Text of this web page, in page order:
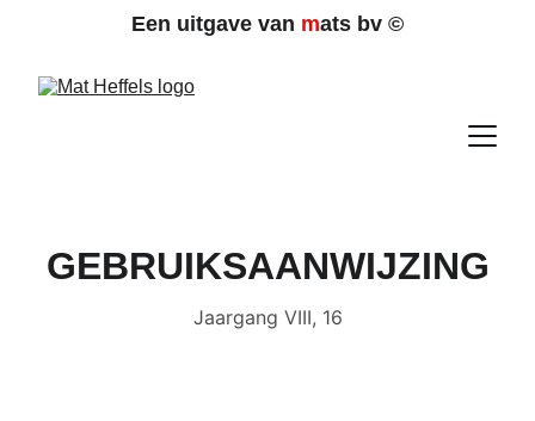
Een uitgave van mats bv ©
GEBRUIKSAANWIJZING
Jaargang VIII, 16